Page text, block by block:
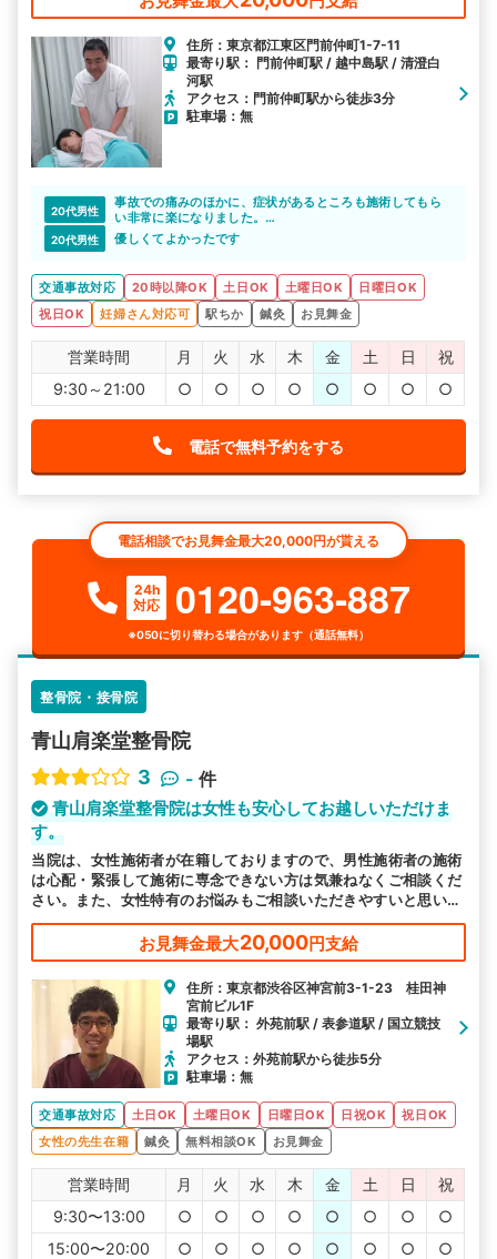
住所：東京都江東区門前仲町1-7-11
最寄り駅： 門前仲町駅 / 越中島駅 / 清澄白
河駅
アクセス：門前仲町駅から徒歩3分
駐車場：無
20代男性
事故での痛みのほかに、症状があるところも施術してもら
い非常に楽になりました。
整形外科では微妙でしたがこちらに通ってよかったです。
20代男性 優しくてよかったです
交通事故対応 20時以降OK 土日OK 土曜日OK
日曜日OK
祝日OK
妊婦さん対応可 駅ちか 鍼灸 お見舞金
営業時間 月 火 水 木 金 土 日
祝
9:30～21:00
○ ○ ○ ○ ○ ○ ○ ○
電話で無料予約をする
電話相談でお見舞金最大20,000円が貰える
24h
対応
0120-963-887
※050に切り替わる場合があります（通話無料）
整骨院・接骨院
青山肩楽堂整骨院
3
- 件
青山肩楽堂整骨院は女性も安心してお越しいただけま
す。
当院は、女性施術者が在籍しておりますので、男性施術者の施術
は心配・緊張して施術に専念できない方は気兼ねなくご相談くだ
さい。また、女性特有のお悩みもご相談いただきやすいと思いま
す。
お見舞金最大20,000円支給
住所：東京都渋谷区神宮前3-1-23 桂田神
宮前ビル1F
最寄り駅： 外苑前駅 / 表参道駅 / 国立競技
場駅
アクセス：外苑前駅から徒歩5分
駐車場：無
交通事故対応 土日OK 土曜日OK 日曜日OK 日祝OK
祝日OK
女性の先生在籍
鍼灸 無料相談OK お見舞金
営業時間 月 火 水 木 金 土 日
祝
9:30〜13:00
○ ○ ○ ○ ○ ○ ○
○
15:00〜20:00
○ ○ ○ ○ ○ ○ ○ ○